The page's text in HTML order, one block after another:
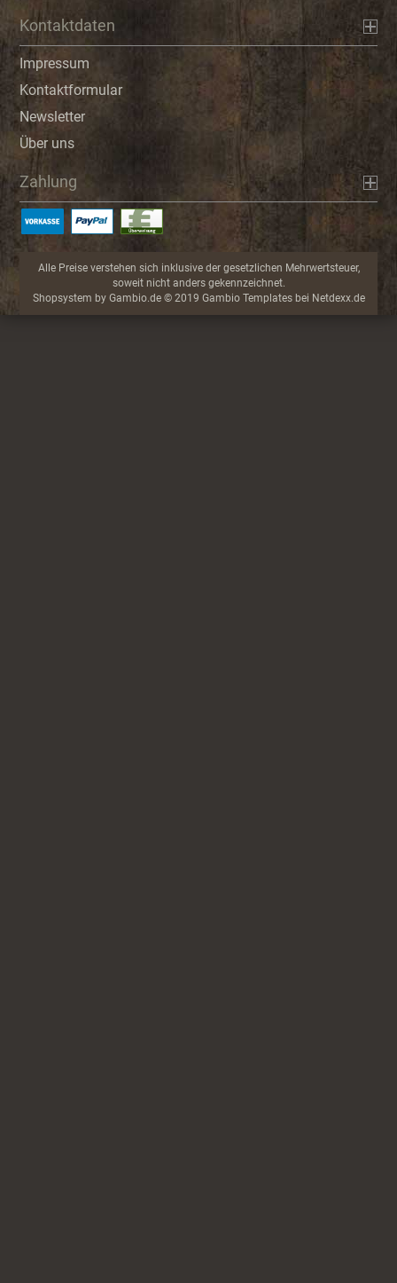
Kontaktdaten
Impressum
Kontaktformular
Newsletter
Über uns
Zahlung
Alle Preise verstehen sich inklusive der gesetzlichen Mehrwertsteuer,
soweit nicht anders gekennzeichnet.
Shopsystem by Gambio.de © 2019 Gambio Templates bei Netdexx.de